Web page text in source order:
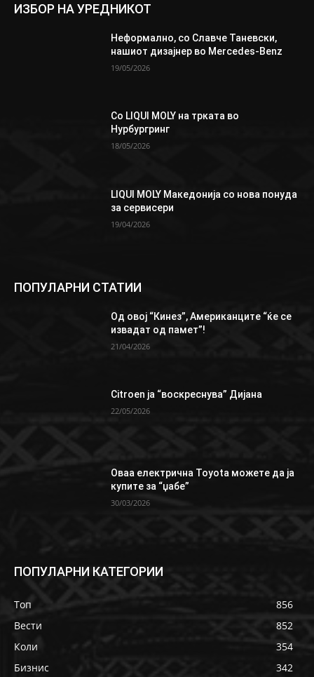
ИЗБОР НА УРЕДНИКОТ
Неформално, со Славче Таневски,
нашиот дизајнер во Mercedes-Benz
19/05/2026
Со LIQUI MOLY на трката во
Нурбургринг
18/05/2026
LIQUI MOLY Македонија со нова понуда
за сервисери
19/04/2026
ПОПУЛАРНИ СТАТИИ
Од овој “Кинез”, Aмериканците “ќе се
извадат од памет”!
21/04/2026
Citroen ја “воскреснува” Дијана
22/05/2026
Oваа електрична Toyota можете да ја
купите за “џабе”
30/03/2026
ПОПУЛАРНИ КАТЕГОРИИ
Топ
856
Вести
852
Коли
354
Бизнис
342